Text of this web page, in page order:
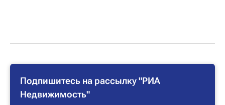
Подпишитесь на рассылку "РИА
Недвижимость"